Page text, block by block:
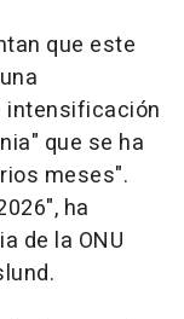
que este
intensificación
que se ha
meses".
ha
de la ONU